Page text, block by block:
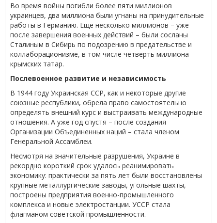
Во время войны погибли более пяти миллионов
украинцев, два миллиона были угнаны на принудительные
работы в Германию. Еще несколько миллионов – уже
после завершения военных действий – были сосланы
Сталиным в Сибирь по подозрению в предательстве и
коллаборационизме, в том числе четверть миллиона
крымских татар.
Послевоенное развитие и независимость
В 1944 году Украинская ССР, как и некоторые другие
союзные республики, обрела право самостоятельно
определять внешний курс и выстраивать международные
отношения. А уже год спустя – после создания
Организации Объединенных наций – стала членом
Генеральной Ассамблеи.
Несмотря на значительные разрушения, Украине в
рекордно короткий срок удалось реанимировать
экономику: практически за пять лет были восстановлены
крупные металлургические заводы, угольные шахты,
построены предприятия военно-промышленного
комплекса и новые электростанции. УССР стала
флагманом советской промышленности.